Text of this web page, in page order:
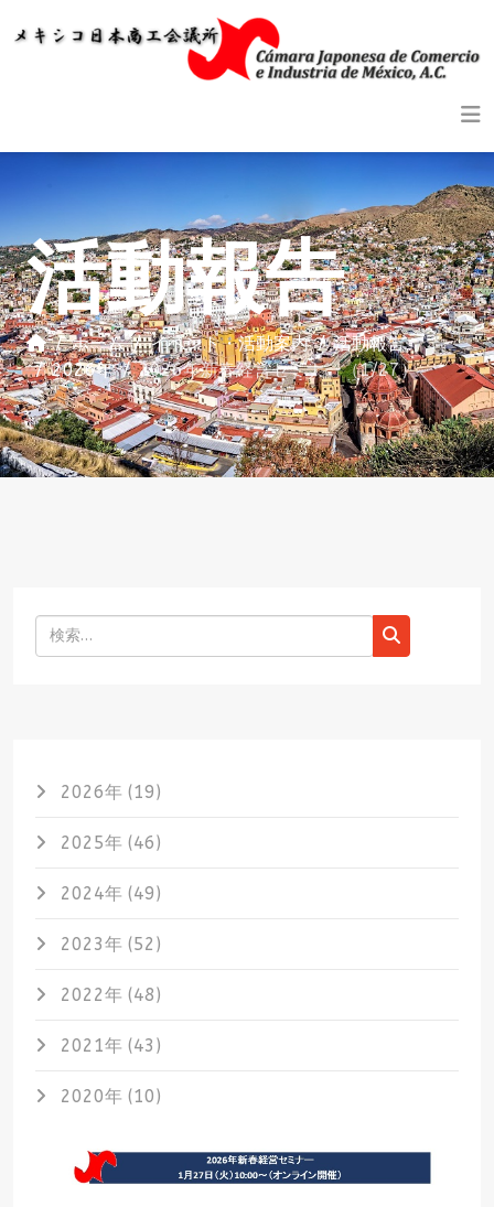
活動報告
ホーム イベント・活動案内
活動報告
2026年
2026年新春経営セミナー（1/27）
検索
2026年 (19)
2025年 (46)
2024年 (49)
2023年 (52)
2022年 (48)
2021年 (43)
2020年 (10)